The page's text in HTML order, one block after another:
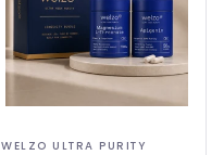
WELZO ULTRA PURITY